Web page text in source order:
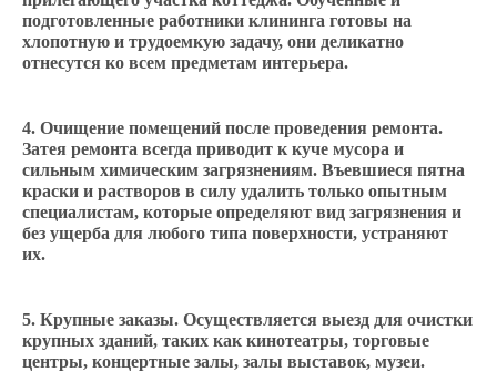
подготовленные работники клининга готовы на
хлопотную и трудоемкую задачу, они деликатно
отнесутся ко всем предметам интерьера.
Очищение помещений после проведения ремонта.
Затея ремонта всегда приводит к куче мусора и
сильным химическим загрязнениям. Въевшиеся пятна
краски и растворов в силу удалить только опытным
специалистам, которые определяют вид загрязнения и
без ущерба для любого типа поверхности, устраняют
их.
Крупные заказы. Осуществляется выезд для очистки
крупных зданий, таких как кинотеатры, торговые
центры, концертные залы, залы выставок, музеи.